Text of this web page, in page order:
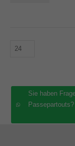
Sie haben